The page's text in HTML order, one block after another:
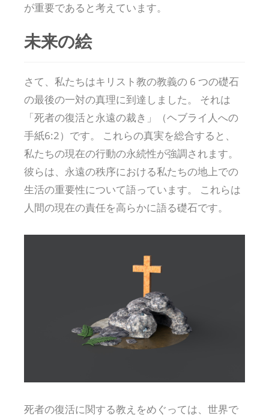
が重要であると考えています。
未来の絵
さて、私たちはキリスト教の教義の 6 つの礎石
の最後の一対の真理に到達しました。 それは
「死者の復活と永遠の裁き」（ヘブライ人への
手紙6:2）です。 これらの真実を総合すると、
私たちの現在の行動の永続性が強調されます。
彼らは、永遠の秩序における私たちの地上での
生活の重要性について語っています。 これらは
人間の現在の責任を高らかに語る礎石です。
死者の復活に関する教えをめぐっては、世界で